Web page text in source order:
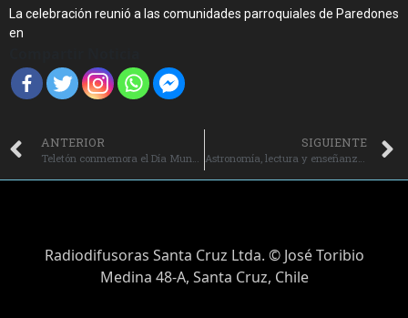
La celebración reunió a las comunidades parroquiales de Paredones
en
ANTERIOR
Teletón conmemora el Día Mundial del Síndrome de Down con un colorido taller artístico
SIGUIENTE
Astronomía, lectura y enseñanza: una invitación a maravillarse con el estudio del universo
Radiodifusoras Santa Cruz Ltda. © José Toribio
Medina 48-A, Santa Cruz, Chile